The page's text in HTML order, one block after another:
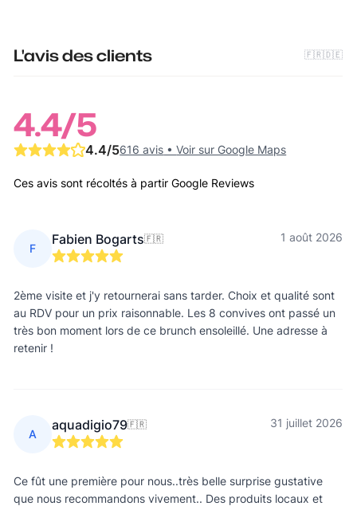
L'avis des clients 🇫🇷🇩🇪
4.4/5
4.4/5616 avis •Voir sur Google Maps
Ces avis sont récoltés à partir Google Reviews
F
Fabien Bogarts🇫🇷 1 août 2026
2ème visite et j'y retournerai sans tarder. Choix et qualité sont
au RDV pour un prix raisonnable. Les 8 convives ont passé un
très bon moment lors de ce brunch ensoleillé. Une adresse à
retenir !
A
aquadigio79🇫🇷 31 juillet 2026
Ce fût une première pour nous..très belle surprise gustative
que nous recommandons vivement.. Des produits locaux et